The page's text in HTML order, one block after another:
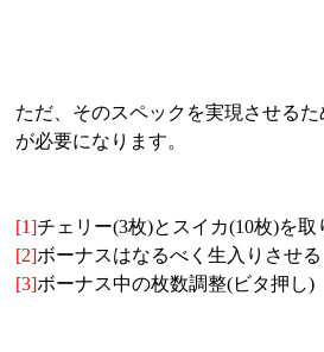
ただ、そのスペックを実現させる
が必要になります。
[1]チェリー(3枚)とスイカ(10枚)を取
[2]ボーナスはなるべく生入りさせる
[3]ボーナス中の枚数調整(ビタ押し)